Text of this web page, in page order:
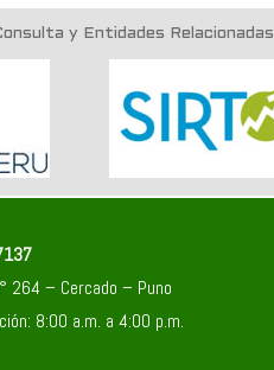
y Entidades Relacionadas
264 – Cercado – Puno
8:00 a.m. a 4:00 p.m.